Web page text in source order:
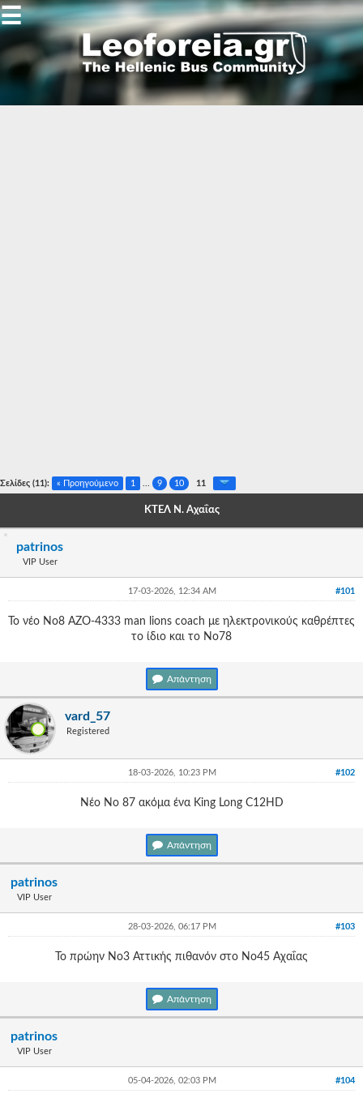
Gallery
-
-
-
-
-
Γεια
σου,
Επισκέπτη!
Σύνδεση
☰
Σελίδες (11): « Προηγούμενο 1 9 10 11
ΚΤΕΛ Ν. Αχαΐας
patrinos
VIP User
#101
17-03-2026, 12:34 AM
Το νέο Νο8 ΑΖΟ-4333 man lions coach με ηλεκτρονικούς καθρέπτες
το ίδιο και το Νο78
Απάντηση
vard_57
Registered
#102
18-03-2026, 10:23 PM
Νέο Νο 87 ακόμα ένα King Long C12HD
Απάντηση
patrinos
VIP User
#103
28-03-2026, 06:17 PM
Το πρώην Νο3 Αττικής πιθανόν στο Νο45 Αχαΐας
Απάντηση
patrinos
VIP User
#104
05-04-2026, 02:03 PM